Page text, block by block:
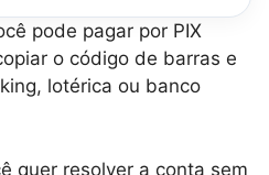
pode pagar por PIX
o código de barras e
lotérica ou banco
quer resolver a conta sem